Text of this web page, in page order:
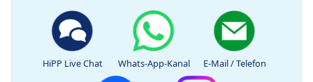
HiPP Live Chat Whats-App-Kanal E-Mail / Telefon